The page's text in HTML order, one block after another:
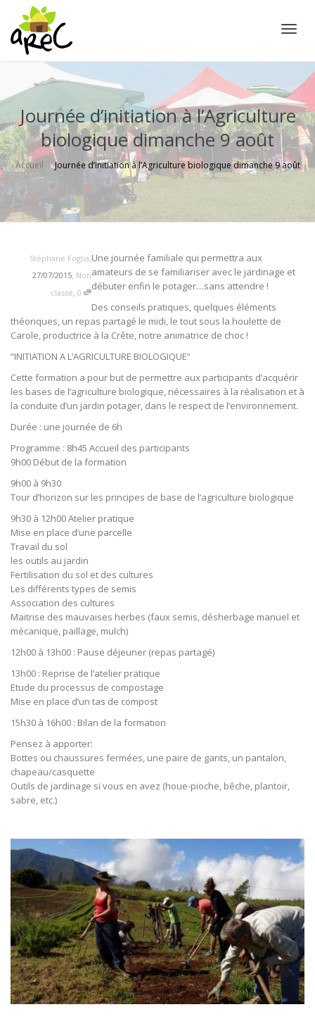
Journée d’initiation à l’Agriculture
biologique dimanche 9 août
Accueil Journée d’initiation à l’Agriculture biologique dimanche 9 août
Stéphane Foglia,
27/07/2015, Non
classé, 0
Une journée familiale qui permettra aux
amateurs de se familiariser avec le jardinage et
débuter enfin le potager…sans attendre !
Des conseils pratiques, quelques éléments
théoriques, un repas partagé le midi, le tout sous la houlette de
Carole, productrice à la Crête, notre animatrice de choc !
“INITIATION A L’AGRICULTURE BIOLOGIQUE”
Cette formation a pour but de permettre aux participants d’acquérir
les bases de l’agriculture biologique, nécessaires à la réalisation et à
la conduite d’un jardin potager, dans le respect de l’environnement.
Durée : une journée de 6h
Programme : 8h45 Accueil des participants
9h00 Début de la formation
9h00 à 9h30
Tour d’horizon sur les principes de base de l’agriculture biologique
9h30 à 12h00 Atelier pratique
Mise en place d’une parcelle
Travail du sol
les outils au jardin
Fertilisation du sol et des cultures
Les différents types de semis
Association des cultures
Maitrise des mauvaises herbes (faux semis, désherbage manuel et
mécanique, paillage, mulch)
12h00 à 13h00 : Pause déjeuner (repas partagé)
13h00 : Reprise de l’atelier pratique
Etude du processus de compostage
Mise en place d’un tas de compost
15h30 à 16h00 : Bilan de la formation
Pensez à apporter:
Bottes ou chaussures fermées, une paire de gants, un pantalon,
chapeau/casquette
Outils de jardinage si vous en avez (houe-pioche, bêche, plantoir,
sabre, etc.)